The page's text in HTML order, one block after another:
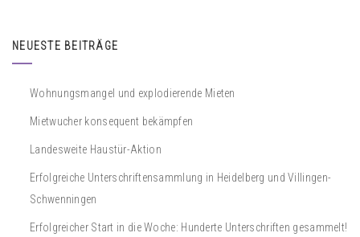
NEUESTE BEITRÄGE
Wohnungsmangel und explodierende Mieten
Mietwucher konsequent bekämpfen
Landesweite Haustür-Aktion
Erfolgreiche Unterschriftensammlung in Heidelberg und Villingen-
Schwenningen
Erfolgreicher Start in die Woche: Hunderte Unterschriften gesammelt!